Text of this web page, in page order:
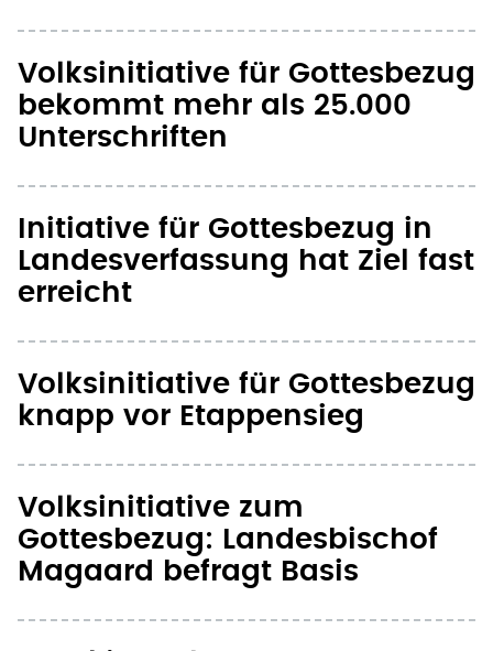
Volksinitiative für Gottesbezug
bekommt mehr als 25.000
Unterschriften
Initiative für Gottesbezug in
Landesverfassung hat Ziel fast
erreicht
Volksinitiative für Gottesbezug
knapp vor Etappensieg
Volksinitiative zum
Gottesbezug: Landesbischof
Magaard befragt Basis